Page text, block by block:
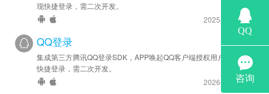
现快捷登录，需二次开发。
2025-8-14 更新
QQ登录
集成第三方腾讯QQ登录SDK，APP唤起QQ客户端授权用户信息实现
快捷登录，需二次开发。
2026-1-23 更新